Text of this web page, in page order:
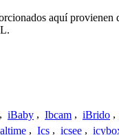
aquí provienen
, iBaby , Ibcam , iBrido ,
, Ics , icsee ,